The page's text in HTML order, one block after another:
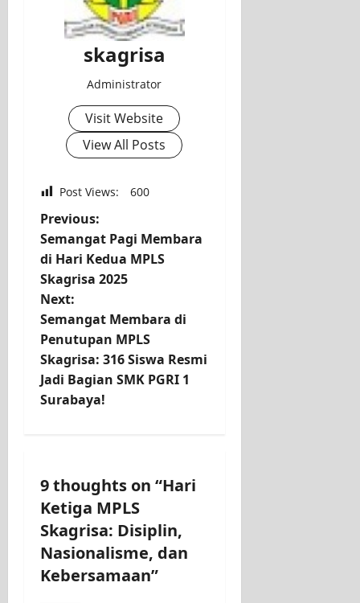
skagrisa
Administrator
Visit Website
View All Posts
Post Views: 600
Previous:
Semangat Pagi Membara
di Hari Kedua MPLS
Skagrisa 2025
Next:
Semangat Membara di
Penutupan MPLS
Skagrisa: 316 Siswa Resmi
Jadi Bagian SMK PGRI 1
Surabaya!
9 thoughts on “Hari
Ketiga MPLS
Skagrisa: Disiplin,
Nasionalisme, dan
Kebersamaan”